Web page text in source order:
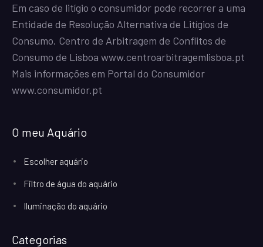
Em caso de litígio o consumidor pode recorrer a uma
Entidade de Resolução Alternativa de Litígios de
Consumo. Centro de Arbitragem de Conflitos de
Consumo de Lisboa www.centroarbitragemlisboa.pt
Mais informações em Portal do Consumidor
www.consumidor.pt
O meu Aquário
Escolher aquário
Filtro de água do aquário
Iluminação do aquário
Categorias